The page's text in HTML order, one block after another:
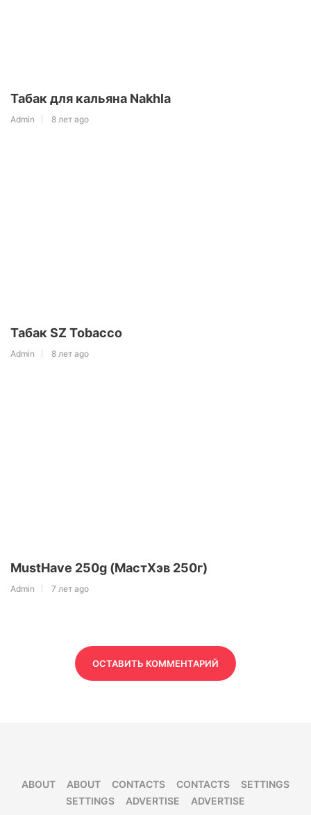
Табак для кальяна Nakhla
Admin 8 лет ago
Табак SZ Tobacco
Admin 8 лет ago
MustHave 250g (МастХэв 250г)
Admin 7 лет ago
ОСТАВИТЬ КОММЕНТАРИЙ
ABOUT ABOUT CONTACTS CONTACTS
SETTINGS
SETTINGS
ADVERTISE ADVERTISE